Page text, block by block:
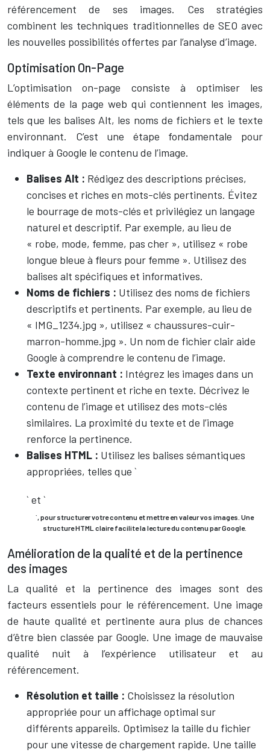
référencement de ses images. Ces stratégies
combinent les techniques traditionnelles de SEO avec
les nouvelles possibilités offertes par l’analyse d’image.
Optimisation On-Page
L’optimisation on-page consiste à optimiser les
éléments de la page web qui contiennent les images,
tels que les balises Alt, les noms de fichiers et le texte
environnant. C’est une étape fondamentale pour
indiquer à Google le contenu de l’image.
Balises Alt : Rédigez des descriptions précises,
concises et riches en mots-clés pertinents. Évitez
le bourrage de mots-clés et privilégiez un langage
naturel et descriptif. Par exemple, au lieu de
« robe, mode, femme, pas cher », utilisez « robe
longue bleue à fleurs pour femme ». Utilisez des
balises alt spécifiques et informatives.
Noms de fichiers : Utilisez des noms de fichiers
descriptifs et pertinents. Par exemple, au lieu de
« IMG_1234.jpg », utilisez « chaussures-cuir-
marron-homme.jpg ». Un nom de fichier clair aide
Google à comprendre le contenu de l’image.
Texte environnant : Intégrez les images dans un
contexte pertinent et riche en texte. Décrivez le
contenu de l’image et utilisez des mots-clés
similaires. La proximité du texte et de l’image
renforce la pertinence.
Balises HTML : Utilisez les balises sémantiques
appropriées, telles que `
` et `
`, pour structurer votre contenu et mettre en valeur vos images. Une
structure HTML claire facilite la lecture du contenu par Google.
Amélioration de la qualité et de la pertinence
des images
La qualité et la pertinence des images sont des
facteurs essentiels pour le référencement. Une image
de haute qualité et pertinente aura plus de chances
d’être bien classée par Google. Une image de mauvaise
qualité nuit à l’expérience utilisateur et au
référencement.
Résolution et taille : Choisissez la résolution
appropriée pour un affichage optimal sur
différents appareils. Optimisez la taille du fichier
pour une vitesse de chargement rapide. Une taille